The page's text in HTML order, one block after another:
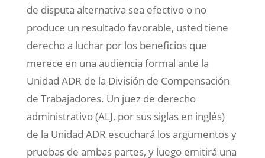
de disputa alternativa sea efectivo o no
produce un resultado favorable, usted tiene
derecho a luchar por los beneficios que
merece en una audiencia formal ante la
Unidad ADR de la División de Compensación
de Trabajadores. Un juez de derecho
administrativo (ALJ, por sus siglas en inglés)
de la Unidad ADR escuchará los argumentos y
pruebas de ambas partes, y luego emitirá una